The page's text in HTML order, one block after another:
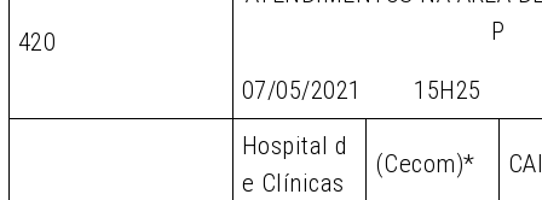
420
P
07/05/2021 15H25
Hospital d
e Clínicas
(Cecom)*